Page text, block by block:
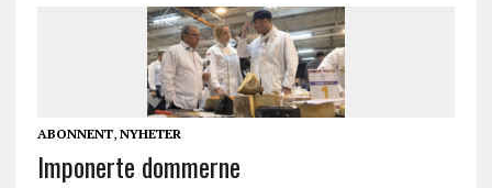
ABONNENT, NYHETER
Imponerte dommerne